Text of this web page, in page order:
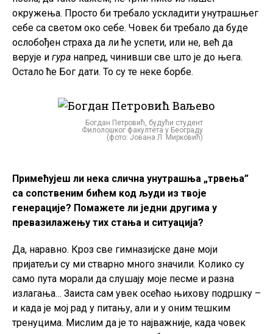
окружења. Просто би требало ускладити унутрашњег
себе са светом око себе. Човек би требало да буде
ослобођен страха да ли ће успети, или не, већ да
верује и гура напред, чинивши све што је до њега.
Остало ће Бог дати. То су те неке борбе.
Богдан Петровић, будући студент
Филолошког факултета у Београду
(фото: Јована Л. Мирковић)
Примећујеш ли нека слична унутрашња „трвења”
са сопственим бићем код људи из твоје
генерације? Помажете ли једни другима у
превазилажењу тих стања и ситуација?
Да, наравно. Кроз све гимназијске дане моји
пријатељи су ми стварно много значили. Колико су
само пута морали да слушају моје песме и разна
излагања… Заиста сам увек осећао њихову подршку –
и када је мој рад у питању, али и у оним тешким
тренуцима. Мислим да је то најважније, када човек